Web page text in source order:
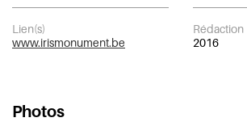
Lien(s)
www.irismonument.be
Rédaction
2016
Photos